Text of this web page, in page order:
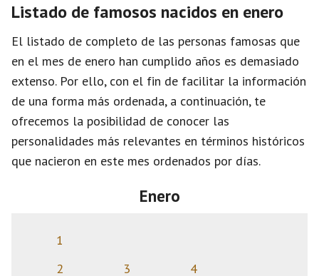
Listado de famosos nacidos en enero
El listado de completo de las personas famosas que
en el mes de enero han cumplido años es demasiado
extenso. Por ello, con el fin de facilitar la información
de una forma más ordenada, a continuación, te
ofrecemos la posibilidad de conocer las
personalidades más relevantes en términos históricos
que nacieron en este mes ordenados por días.
Enero
1
2
3
4